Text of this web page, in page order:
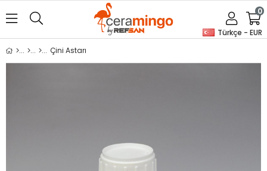
Türkçe - EUR
0
Çini Astarı